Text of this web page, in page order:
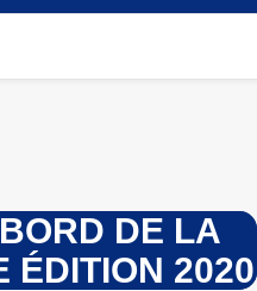
DE LA
ÉDITION 2020